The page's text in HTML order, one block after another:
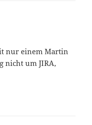
nur einem Martin
nicht um JIRA,